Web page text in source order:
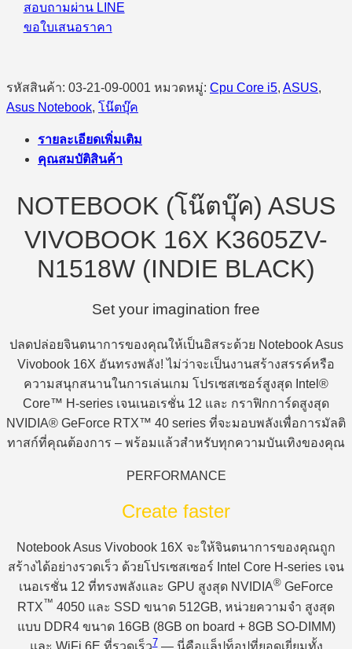
สอบถามผ่าน LINE
ขอใบเสนอราคา
รหัสสินค้า: 03-21-09-0001 หมวดหมู่: Cpu Core i5, ASUS,
Asus Notebook, โน๊ตบุ๊ค
รายละเอียดเพิ่มเติม
คุณสมบัติสินค้า
NOTEBOOK (โน๊ตบุ๊ค) ASUS
VIVOBOOK 16X K3605ZV-
N1518W (INDIE BLACK)
Set your imagination free
ปลดปล่อยจินตนาการของคุณให้เป็นอิสระด้วย Notebook Asus
Vivobook 16X อันทรงพลัง! ไม่ว่าจะเป็นงานสร้างสรรค์หรือ
ความสนุกสนานในการเล่นเกม โปรเซสเซอร์สูงสุด Intel®
Core™ H-series เจนเนอเรชั่น 12 และ กราฟิกการ์ดสูงสุด
NVIDIA® GeForce RTX™ 40 series ที่จะมอบพลังเพื่อการมัลติ
ทาสก์ที่คุณต้องการ – พร้อมแล้วสำหรับทุกความบันเทิงของคุณ
PERFORMANCE
Create faster
Notebook Asus Vivobook 16X จะให้จินตนาการของคุณถูก
สร้างได้อย่างรวดเร็ว ด้วยโปรเซสเซอร์ Intel Core H-series เจน
เนอเรชั่น 12 ที่ทรงพลังและ GPU สูงสุด NVIDIA® GeForce
RTX™ 4050 และ SSD ขนาด 512GB, หน่วยความจำ สูงสุด
แบบ DDR4 ขนาด 16GB (8GB on board + 8GB SO-DIMM)
7